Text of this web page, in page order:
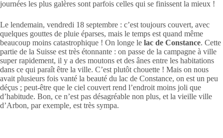
journées les plus galères sont parfois celles qui se finissent la mieux !
Le lendemain, vendredi 18 septembre : c’est toujours couvert, avec
quelques gouttes de pluie éparses, mais le temps est quand même
beaucoup moins catastrophique ! On longe le lac de Constance. Cette
partie de la Suisse est très étonnante : on passe de la campagne à ville
super rapidement, il y a des moutons et des ânes entre les habitations
dans ce qui paraît être la ville. C’est plutôt chouette ! Mais on nous
avait plusieurs fois vanté la beauté du lac de Constance, on est un peu
déçus ; peut-être que le ciel couvert rend l’endroit moins joli que
d’habitude. Bon, ce n’est pas désagréable non plus, et la vieille ville
d’Arbon, par exemple, est très sympa.